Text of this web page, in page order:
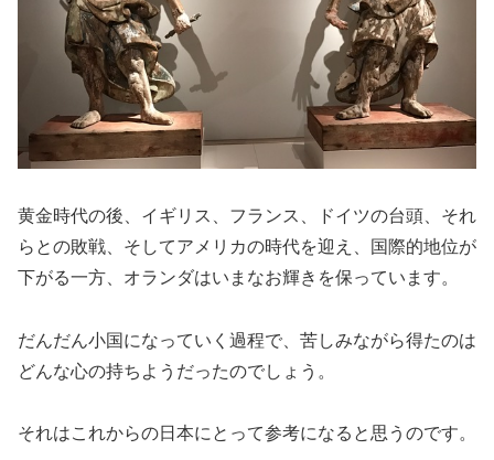
黄金時代の後、イギリス、フランス、ドイツの台頭、それ
らとの敗戦、そしてアメリカの時代を迎え、国際的地位が
下がる一方、オランダはいまなお輝きを保っています。
だんだん小国になっていく過程で、苦しみながら得たのは
どんな心の持ちようだったのでしょう。
それはこれからの日本にとって参考になると思うのです。